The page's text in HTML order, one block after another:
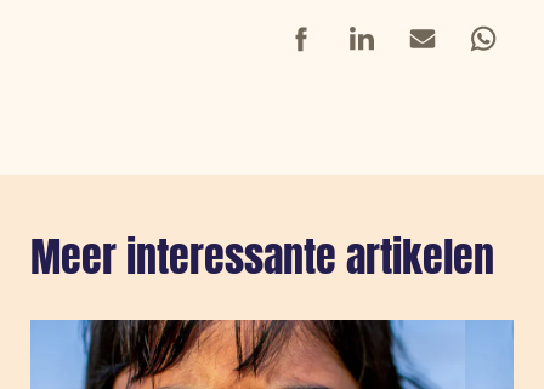
FacebookLinkedInMail
Meer interessante artikelen
Sla carousel over